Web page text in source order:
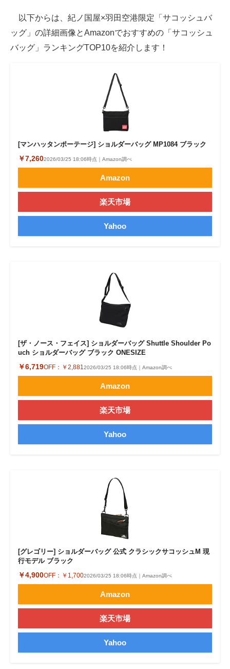
以下からは、紀ノ国屋×羽田空港限定「サコッシュバ
ッグ」の詳細画像とAmazonでおすすめの「サコッシュ
バッグ」ランキングTOP10を紹介します！
[マンハッタンポーテージ] ショルダーバッグ MP1084 ブラック
￥7,2602026/03/25 18:06時点｜Amazon調べ
Amazon
楽天市場
Yahoo
[ザ・ノース・フェイス] ショルダーバッグ Shuttle Shoulder Po
uch ショルダーバッグ ブラック ONESIZE
￥6,719OFF： ￥2,8812026/03/25 18:06時点｜Amazon調べ
Amazon
楽天市場
Yahoo
[グレゴリー] ショルダーバッグ 公式 クラシックサコッシュM 現
行モデル ブラック
￥4,900OFF： ￥1,7002026/03/25 18:06時点｜Amazon調べ
Amazon
楽天市場
Yahoo